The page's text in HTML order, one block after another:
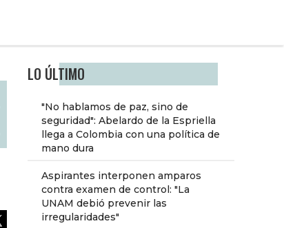
LO ÚLTIMO
"No hablamos de paz, sino de
seguridad": Abelardo de la Espriella
llega a Colombia con una política de
mano dura
Aspirantes interponen amparos
contra examen de control: "La
UNAM debió prevenir las
irregularidades"